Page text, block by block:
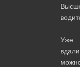
Уже
вдали